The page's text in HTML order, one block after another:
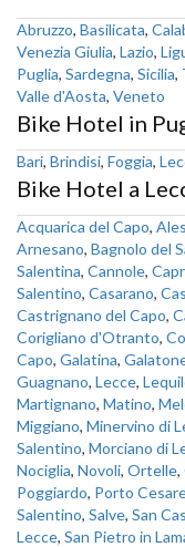
Abruzzo, Basilicata,
Venezia Giulia, Lazio,
Puglia, Sardegna, Sicilia,
Valle d'Aosta, Veneto
Bike Hotel in
Bari, Brindisi, Foggia,
Bike Hotel a
Acquarica del Capo,
Arnesano, Bagnolo del
Salentina, Cannole,
Salentino, Casarano,
Castrignano del Capo,
Corigliano d'Otranto,
Capo, Galatina,
Guagnano, Lecce,
Martignano, Matino,
Miggiano, Minervino di
Salentino, Morciano di
Nociglia, Novoli, Ortelle,
Poggiardo, Porto
Salentino, Salve, San
Lecce, San Pietro in